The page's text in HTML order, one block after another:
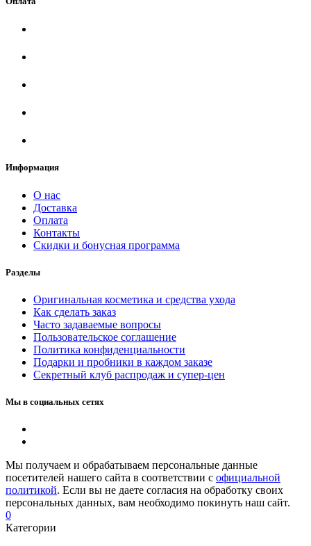
Информация
О нас
Доставка
Оплата
Контакты
Скидки и бонусная программа
Разделы
Оригинальная косметика и средства ухода
Как сделать заказ
Часто задаваемые вопросы
Пользовательское соглашение
Политика конфиденциальности
Подарки и пробники в каждом заказе
Секретный клуб распродаж и супер-цен
Мы в социальных сетях
Мы получаем и обрабатываем персональные данные
посетителей нашего сайта в соответствии с официальной
политикой. Если вы не даете согласия на обработку своих
персональных данных, вам необходимо покинуть наш сайт.
0
Категории